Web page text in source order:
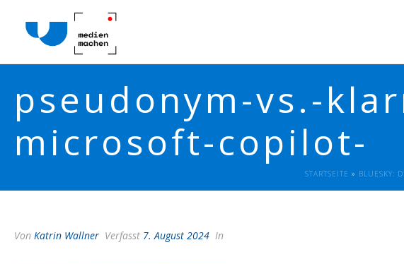
pseudonym-vs.-
microsoft-copilot-
STARTSEITE » BLUESKY:
Von Katrin Wallner Verfasst 7. August 2024 In